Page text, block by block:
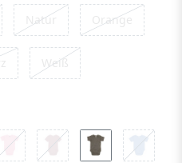
Natur Orange
Weiß